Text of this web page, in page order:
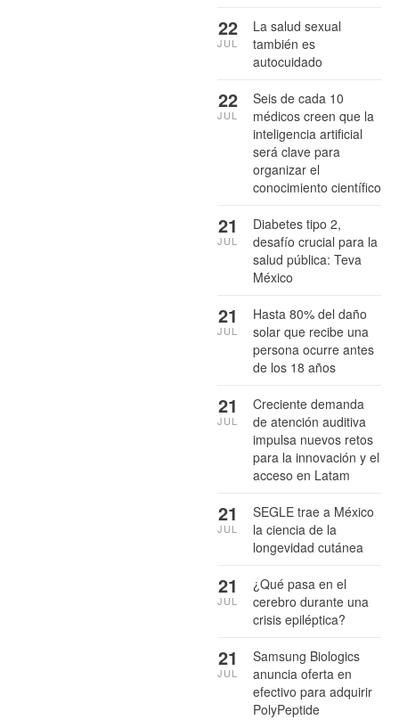
La salud sexual
también es
autocuidado
22
JUL
Seis de cada 10
médicos creen que la
inteligencia artificial
será clave para
organizar el
conocimiento científico
22
JUL
Diabetes tipo 2,
desafío crucial para la
salud pública: Teva
México
21
JUL
Hasta 80% del daño
solar que recibe una
persona ocurre antes
de los 18 años
21
JUL
Creciente demanda
de atención auditiva
impulsa nuevos retos
para la innovación y el
acceso en Latam
21
JUL
SEGLE trae a México
la ciencia de la
longevidad cutánea
21
JUL
¿Qué pasa en el
cerebro durante una
crisis epiléptica?
21
JUL
Samsung Biologics
anuncia oferta en
efectivo para adquirir
PolyPeptide
21
JUL